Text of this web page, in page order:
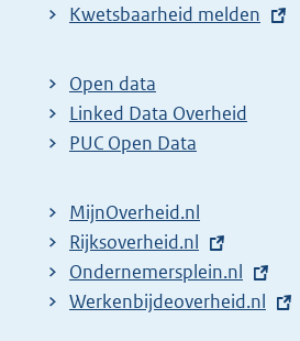
E
t
e
r
l
i
n
k
Kwetsbaarheid melden
Open data
Linked Data Overheid
PUC Open Data
MijnOverheid.nl
E
x
t
Rijksoverheid.nl
E
x
Ondernemersplein.nl
E
Werkenbijdeoverheid.nl